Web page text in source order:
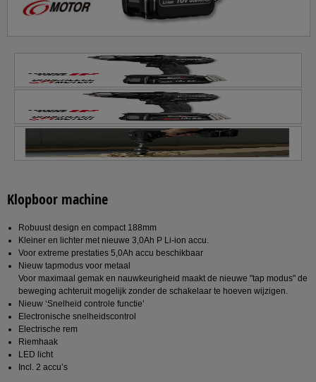
Klopboor machine
Robuust design en compact 188mm
Kleiner en lichter met nieuwe 3,0Ah P Li-ion accu.
Voor extreme prestaties 5,0Ah accu beschikbaar
Nieuw tapmodus voor metaal
Voor maximaal gemak en nauwkeurigheid maakt de nieuwe "tap modus" de
beweging achteruit mogelijk zonder de schakelaar te hoeven wijzigen.
Nieuw ‘Snelheid controle functie’
Electronische snelheidscontrol
Electrische rem
Riemhaak
LED licht
Incl. 2 accu’s